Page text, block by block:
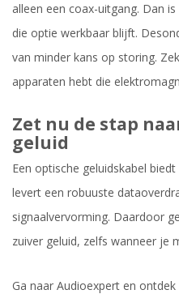
alleen een coax-uitgang. Dan
die optie werkbaar blijft.
van minder kans op storing.
apparaten hebt die
Zet nu de stap
geluid
Een optische geluidskabel
levert een robuuste
signaalvervorming. Daardoor
zuiver geluid, zelfs wanneer je
Ga naar Audioexpert en